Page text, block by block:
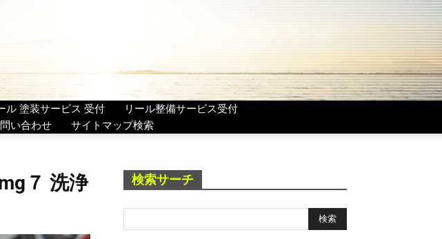
ル 塗装サービス 受付
リール整備サービス受付
い合わせ サイトマップ検索
７ 洗浄
検索サーチ